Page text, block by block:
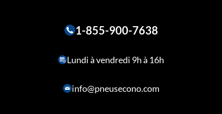
1-855-900-7638
Lundi à vendredi 9h à 16h
info@pneusecono.com